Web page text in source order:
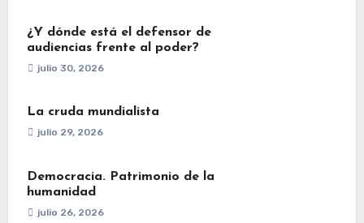
¿Y dónde está el defensor de
audiencias frente al poder?
julio 30, 2026
La cruda mundialista
julio 29, 2026
Democracia. Patrimonio de la
humanidad
julio 26, 2026